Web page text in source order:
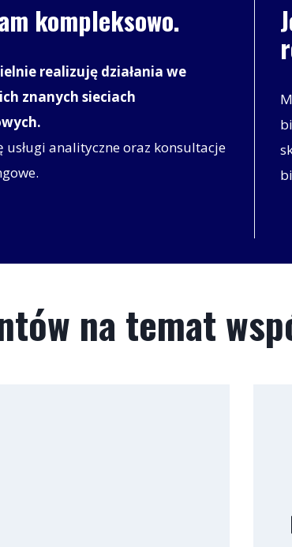
kompleksowo.
realizuję działania we
znanych sieciach
usługi analityczne oraz konsultacje
na temat